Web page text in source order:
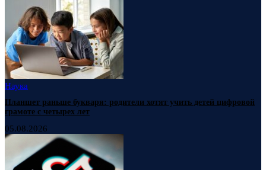
Наука
Планшет раньше букваря: родители хотят учить детей цифровой
грамоте с четырех лет
05.08.2026